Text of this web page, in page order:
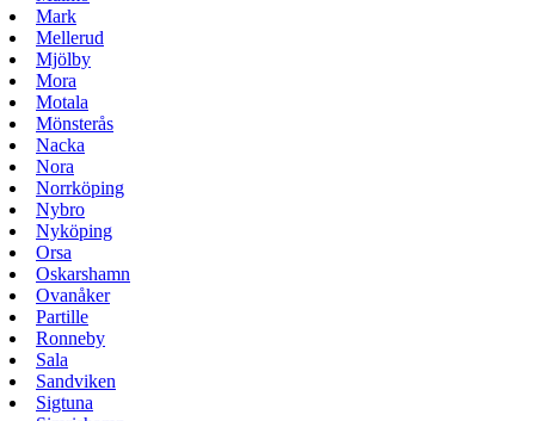
Mark
Mellerud
Mjölby
Mora
Motala
Mönsterås
Nacka
Nora
Norrköping
Nybro
Nyköping
Orsa
Oskarshamn
Ovanåker
Partille
Ronneby
Sala
Sandviken
Sigtuna